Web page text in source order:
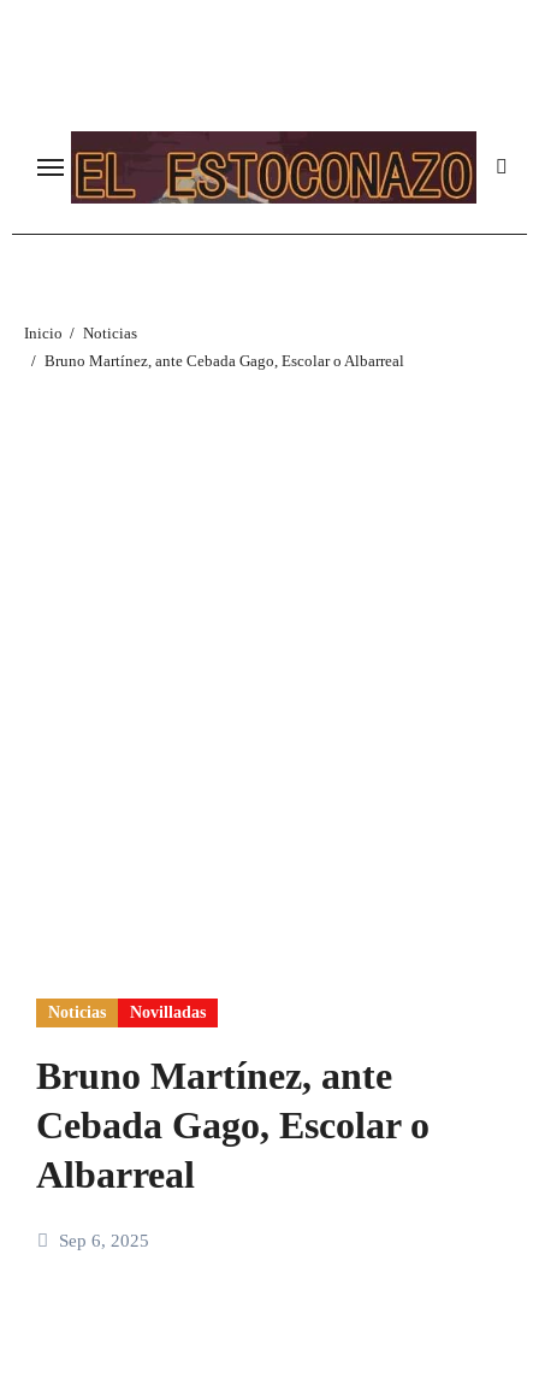
Inicio
Noticias
Bruno Martínez, ante Cebada Gago, Escolar o Albarreal
Noticias Novilladas
Bruno Martínez, ante
Cebada Gago, Escolar o
Albarreal
Sep 6, 2025